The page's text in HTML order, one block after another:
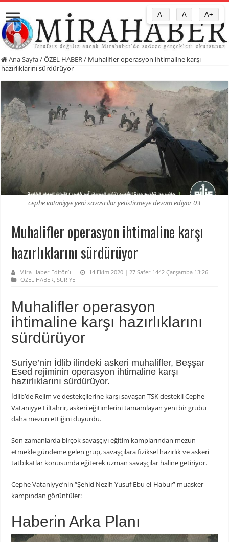
Ana Sayfa/ÖZEL HABER / Muhalifler operasyon ihtimaline karşı
hazırlıklarını sürdürüyor
cephe vataniyye yeni savascilar yetistirmeye devam ediyor 03
Muhalifler operasyon ihtimaline karşı
hazırlıklarını sürdürüyor
Mira Haber Editörü
14 Ekim 2020 | 27 Safer 1442 Çarşamba 13:26
ÖZEL HABER,SURİYE
Muhalifler operasyon
ihtimaline karşı hazırlıklarını
sürdürüyor
Suriye’nin İdlib ilindeki askeri muhalifler, Beşşar
Esed rejiminin operasyon ihtimaline karşı
hazırlıklarını sürdürüyor.
İdlib’de Rejim ve destekçilerine karşı savaşan TSK destekli Cephe
Vataniyye Liltahrir, askeri eğitimlerini tamamlayan yeni bir grubu
daha mezun ettiğini duyurdu.
Son zamanlarda birçok savaşçıyı eğitim kamplarından mezun
etmekle gündeme gelen grup, savaşçılara fiziksel hazırlık ve askeri
tatbikatlar konusunda eğiterek uzman savaşçılar haline getiriyor.
Cephe Vataniyye’nin “Şehid Nezih Yusuf Ebu el-Habur” muasker
kampından görüntüler:
Haberin Arka Planı
A- A A+